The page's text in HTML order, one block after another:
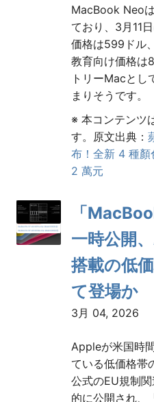
MacBook Neo
ており、3月11
価格は599ドル
教育向け価格は
トリーMacとし
まりそうです。
※ 本コンテンツ
す。原文出典：
布！全新 4 種顏
2 萬元
「
一時公開
搭載の低
て登場か
3月 04, 2026
Appleが米国時
ている低価格帯
公式のEU規制
的に公開され、